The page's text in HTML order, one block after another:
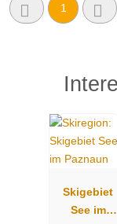
1
Skigebiet
See im